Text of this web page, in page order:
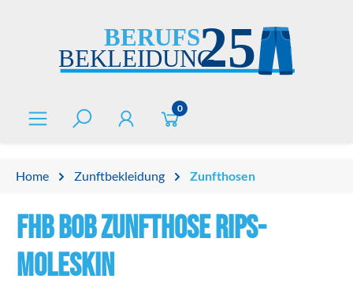
0
Home Zunftbekleidung Zunfthosen
FHB BOB Zunfthose Rips-
Moleskin